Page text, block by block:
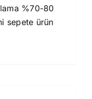
%70-80
sepete ürün